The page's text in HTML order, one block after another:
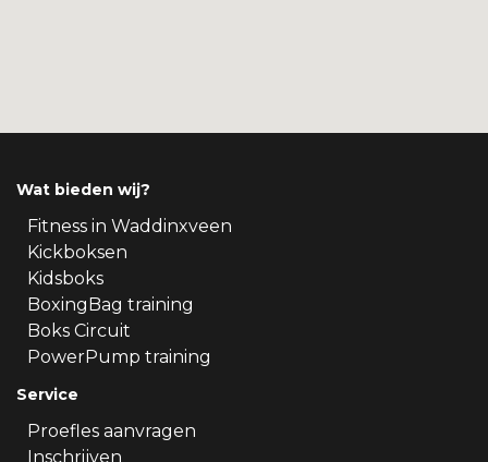
Wat bieden wij?
Fitness in Waddinxveen
Kickboksen
Kidsboks
BoxingBag training
Boks Circuit
PowerPump training
Service
Proefles aanvragen
Inschrijven